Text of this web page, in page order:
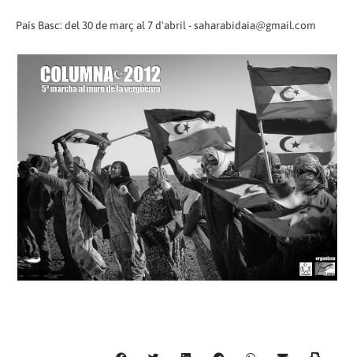
País Basc: del 30 de març al 7 d'abril - saharabidaia@gmail.com